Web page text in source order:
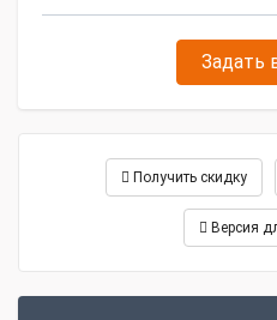
Задать
Получить скидку
Версия